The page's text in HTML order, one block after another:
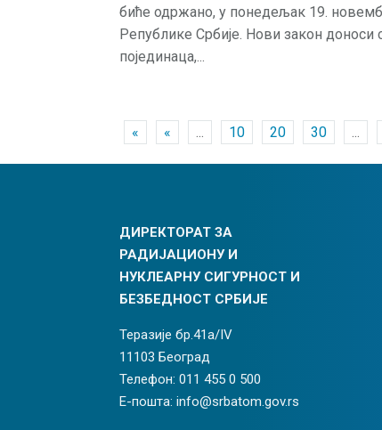
биће одржано, у понедељак 19.
Републике Србије. Нови закон
појединаца,...
« « ... 10 20 30 ...
ДИРЕКТОРАТ ЗА
РАДИЈАЦИОНУ И
НУКЛЕАРНУ СИГУРНОСТ И
БЕЗБЕДНОСТ СРБИЈЕ
Теразије бр.41а/IV
11103 Београд
Телефон: 011 455 0 500
Е-пошта: info@srbatom.gov.rs